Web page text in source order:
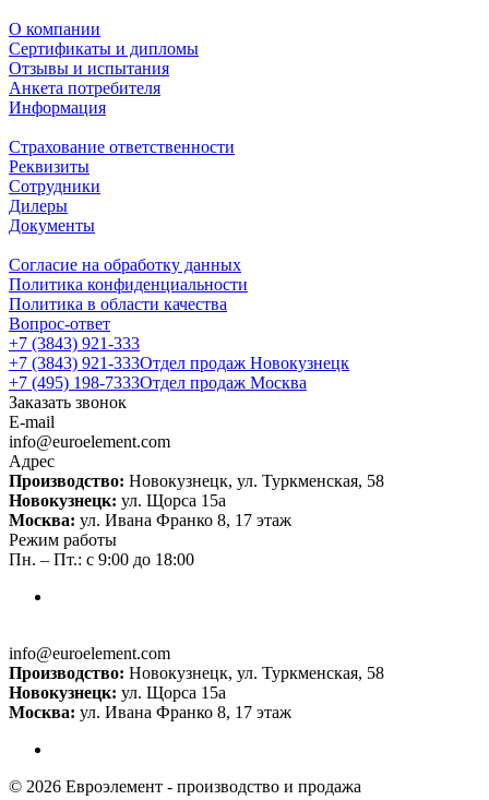
О компании
Сертификаты и дипломы
Отзывы и испытания
Анкета потребителя
Информация
Страхование ответственности
Реквизиты
Сотрудники
Дилеры
Документы
Согласие на обработку данных
Политика конфиденциальности
Политика в области качества
Вопрос-ответ
+7 (3843) 921-333
+7 (3843) 921-333Отдел продаж Новокузнецк
+7 (495) 198-7333Отдел продаж Москва
Заказать звонок
E-mail
info@euroelement.com
Адрес
Производство: Новокузнецк, ул. Туркменская, 58
Новокузнецк: ул. Щорса 15а
Москва: ул. Ивана Франко 8, 17 этаж
Режим работы
Пн. – Пт.: с 9:00 до 18:00
info@euroelement.com
Производство: Новокузнецк, ул. Туркменская, 58
Новокузнецк: ул. Щорса 15а
Москва: ул. Ивана Франко 8, 17 этаж
© 2026 Евроэлемент - производство и продажа